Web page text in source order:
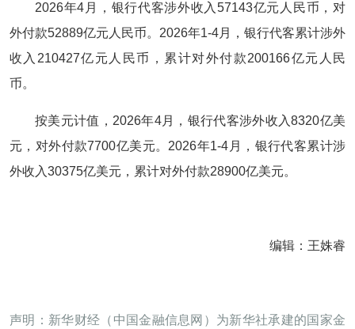
2026年4月，银行代客涉外收入57143亿元人民币，对
外付款52889亿元人民币。2026年1-4月，银行代客累计涉外
收入210427亿元人民币，累计对外付款200166亿元人民
币。
按美元计值，2026年4月，银行代客涉外收入8320亿美
元，对外付款7700亿美元。2026年1-4月，银行代客累计涉
外收入30375亿美元，累计对外付款28900亿美元。
编辑：王姝睿
声明：新华财经（中国金融信息网）为新华社承建的国家金